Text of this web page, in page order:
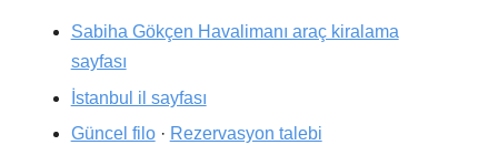
Sabiha Gökçen Havalimanı araç kiralama
sayfası
İstanbul il sayfası
Güncel filo· Rezervasyon talebi